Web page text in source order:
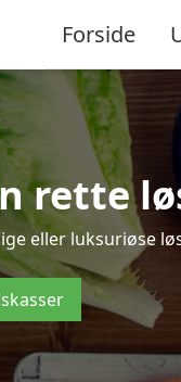
Forside
rette
eller luksuriøse